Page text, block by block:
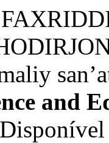
and